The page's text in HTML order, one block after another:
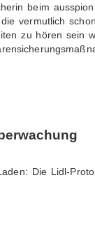
beim
vermutlich
zu hören sein
Die Lidl-